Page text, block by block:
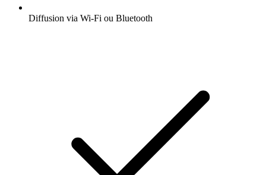
Diffusion via Wi-Fi ou Bluetooth